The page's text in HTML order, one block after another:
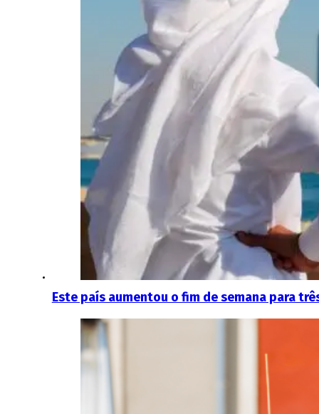
Este país aumentou o fim de semana para